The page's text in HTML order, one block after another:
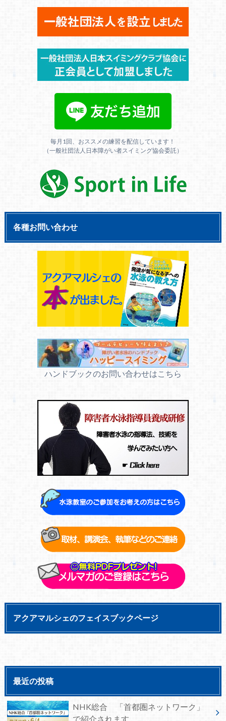
毎月1回、おススメの練習を配信しています！
（一般社団法人日本障がい者スイミング協会委託）
各種お問い合わせ
ハンドブックのお問い合わせはこちら
アクアマルシェのフェイスブックページ
最近の投稿
NHK総合 「首都圏ネットワーク」
で紹介されます